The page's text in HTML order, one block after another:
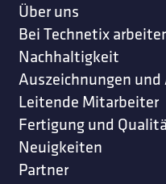
Über uns
Bei Technetix
Nachhaltigkeit
Auszeichnungen
Leitende Mitarbeiter
Fertigung und
Neuigkeiten
Partner